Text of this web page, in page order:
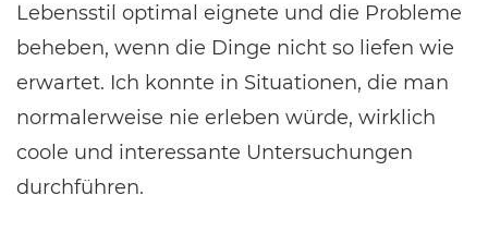
Lebensstil optimal eignete und die Probleme
beheben, wenn die Dinge nicht so liefen wie
erwartet. Ich konnte in Situationen, die man
normalerweise nie erleben würde, wirklich
coole und interessante Untersuchungen
durchführen.